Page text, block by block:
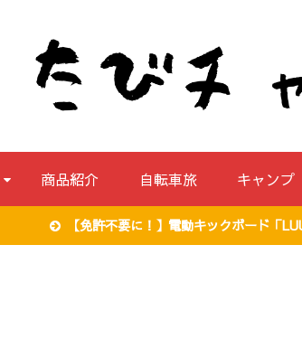
商品紹介 自転車旅 キャンプ
【免許不要に！】電動キックボード「